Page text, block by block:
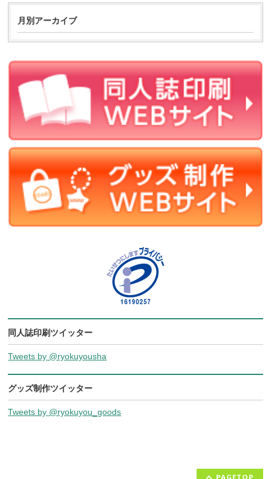
月別アーカイブ
同人誌印刷ツイッター
Tweets by @ryokuyousha
グッズ制作ツイッター
Tweets by @ryokuyou_goods
PAGETOP